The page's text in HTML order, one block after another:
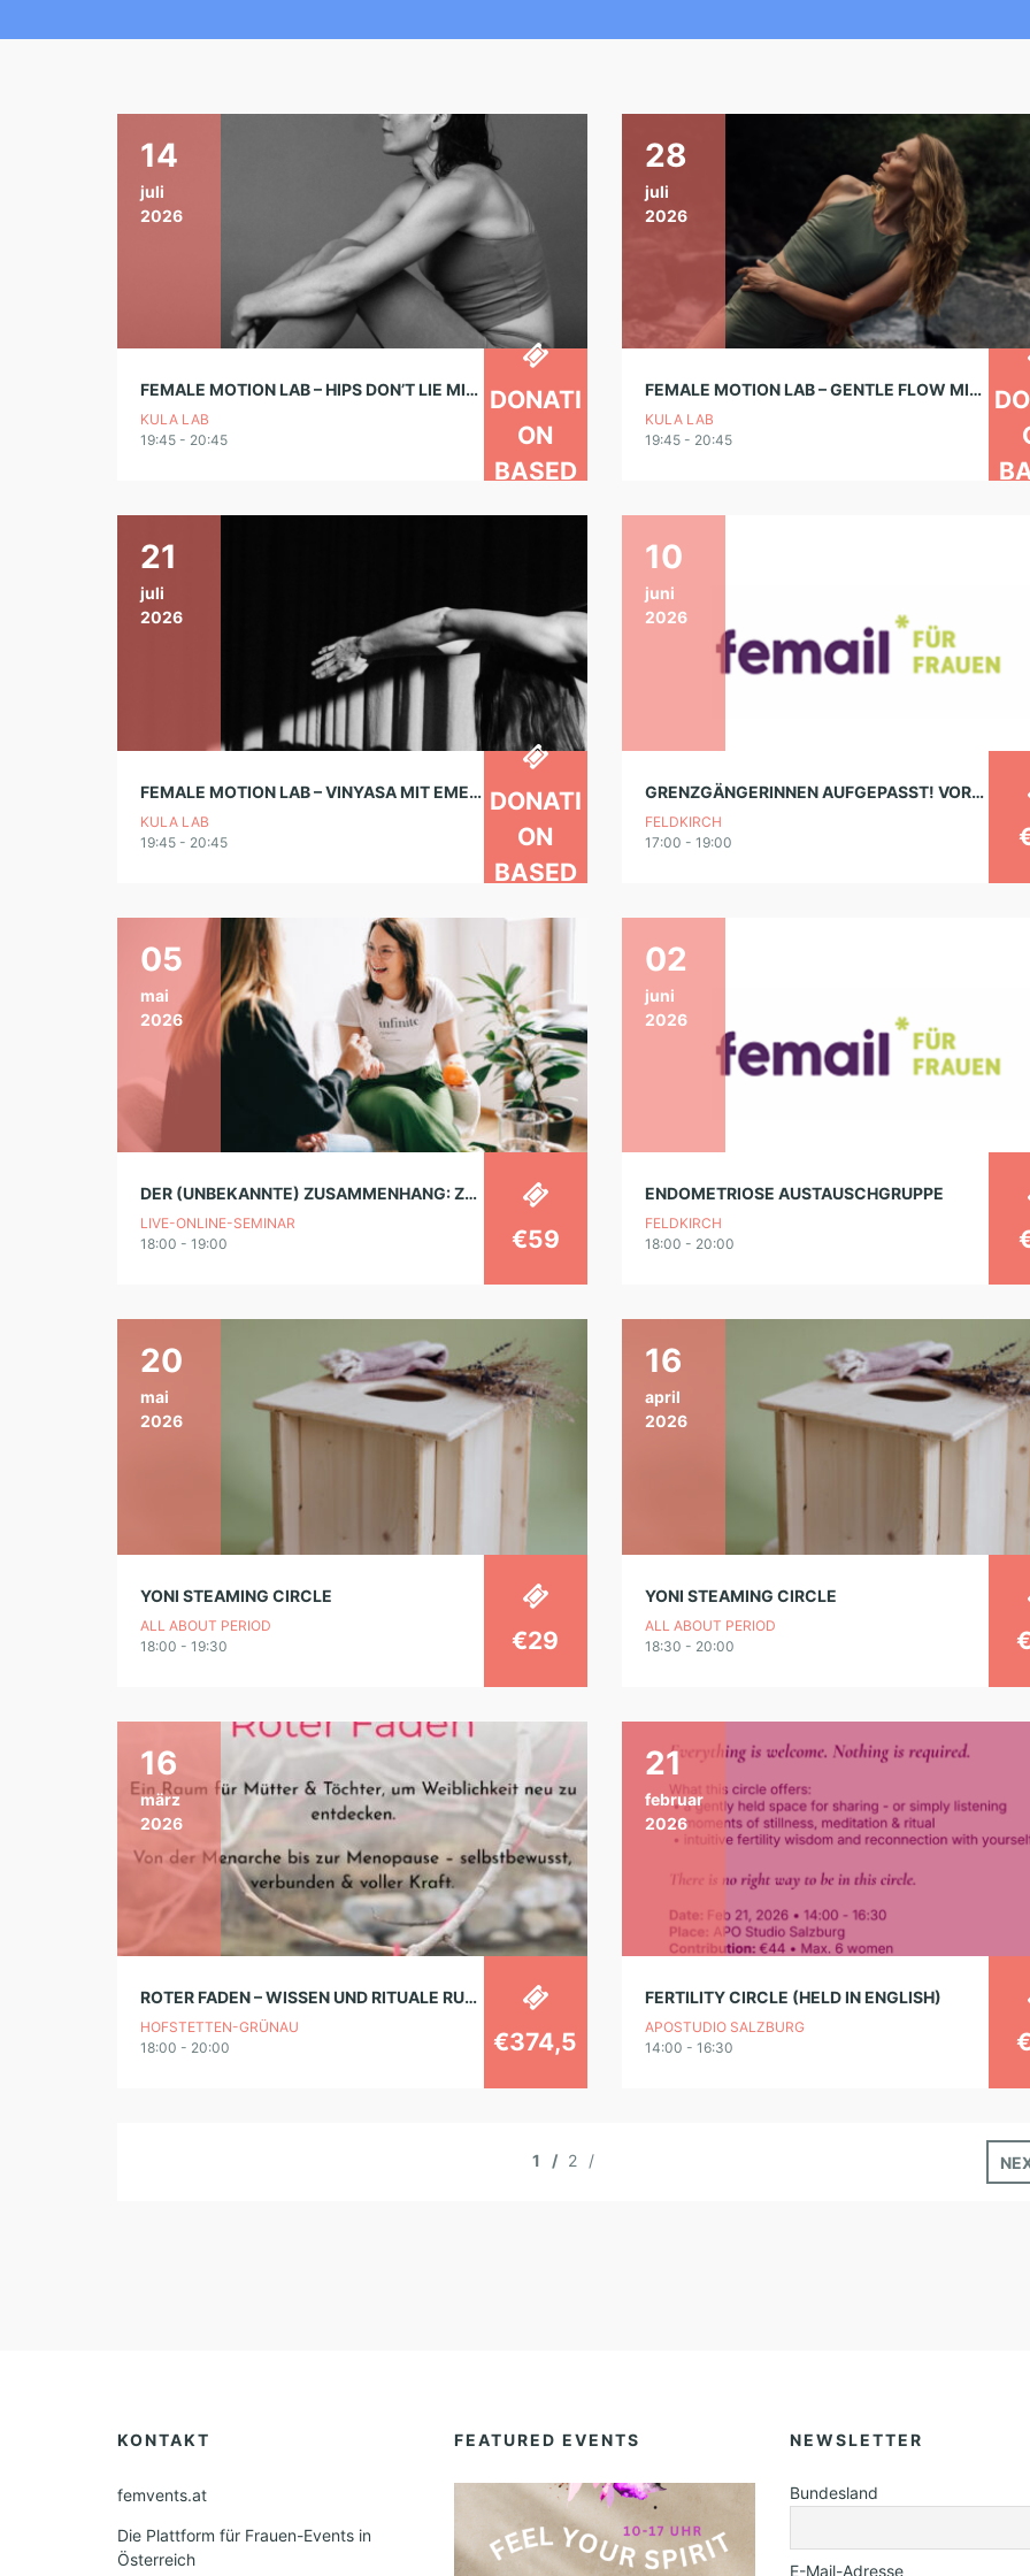
14
juli
2026
FEMALE MOTION LAB – HIPS DON’T LIE MIT KATY
KULA LAB
19:45 - 20:45
DONATI
ON
BASED
28
juli
2026
FEMALE MOTION LAB – GENTLE FLOW MIT ANNA
KULA LAB
19:45 - 20:45
21
juli
2026
FEMALE MOTION LAB – VINYASA MIT EMELY
KULA LAB
19:45 - 20:45
DONATI
ON
BASED
10
juni
2026
GRENZGÄNGERINNEN AUFGEPASST! VORTRAG IN FELDKIRCH
FELDKIRCH
17:00 - 19:00
05
mai
2026
DER (UNBEKANNTE) ZUSAMMENHANG: ZYKLUS & ERNÄHRUNG (ONLINE)
LIVE-ONLINE-SEMINAR
18:00 - 19:00
€59
02
juni
2026
ENDOMETRIOSE AUSTAUSCHGRUPPE
FELDKIRCH
18:00 - 20:00
20
mai
2026
YONI STEAMING CIRCLE
ALL ABOUT PERIOD
18:00 - 19:30
€29
16
april
2026
YONI STEAMING CIRCLE
ALL ABOUT PERIOD
18:30 - 20:00
16
märz
2026
ROTER FADEN – WISSEN UND RITUALE RUND UM MENARCHE UND MENOPAUSE
HOFSTETTEN-GRÜNAU
18:00 - 20:00
€374,5
21
februar
2026
FERTILITY CIRCLE (HELD IN ENGLISH)
APOSTUDIO SALZBURG
14:00 - 16:30
1 2
KONTAKT
femvents.at
Die Plattform für Frauen-Events in
Österreich
FEATURED EVENTS NEWSLETTER
Bundesland
E-Mail-Adresse